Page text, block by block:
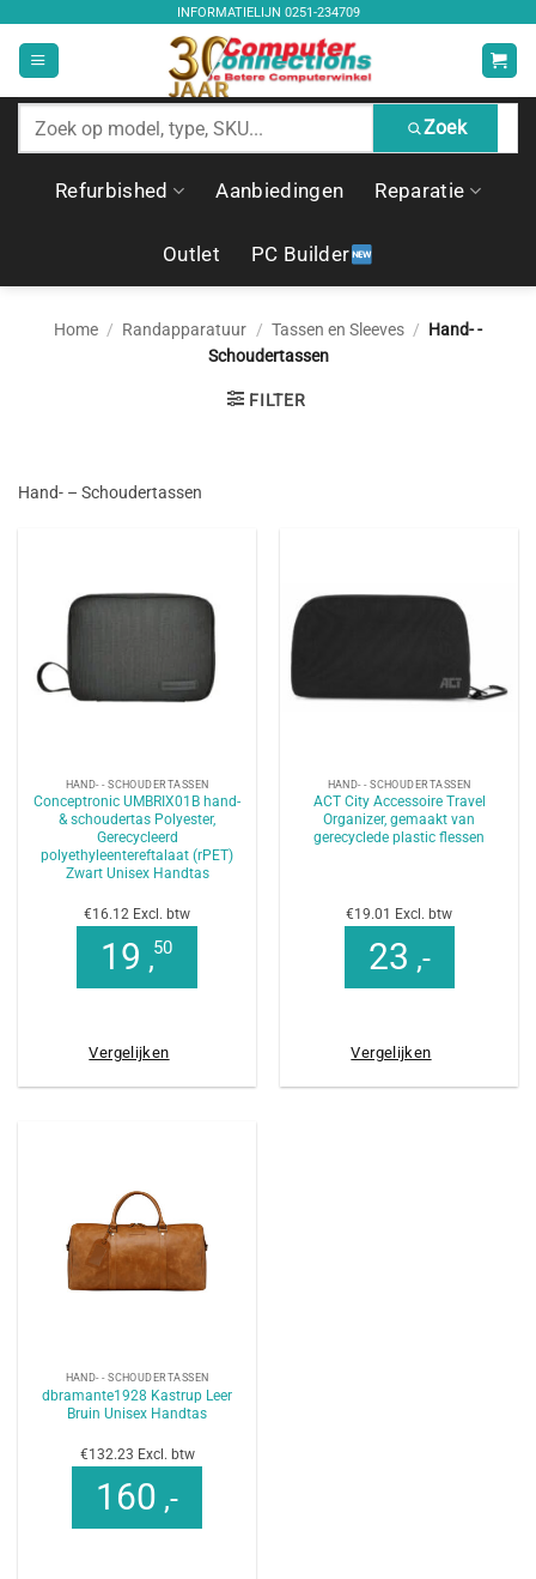
inhoud
INFORMATIELIJN 0251-234709
Zoek
producten
Zoek
Refurbished Aanbiedingen Reparatie
Outlet PC Builder
Home / Randapparatuur / Tassen en Sleeves / Hand- -
Schoudertassen
FILTER
Hand- – Schoudertassen
HAND- - SCHOUDERTASSEN
Conceptronic UMBRIX01B hand-
& schoudertas Polyester,
Gerecycleerd
polyethyleentereftalaat (rPET)
Zwart Unisex Handtas
€16.12 Excl. btw
19 ,50
Vergelijken
HAND- - SCHOUDERTASSEN
ACT City Accessoire Travel
Organizer, gemaakt van
gerecyclede plastic flessen
€19.01 Excl. btw
23 ,-
Vergelijken
HAND- - SCHOUDERTASSEN
dbramante1928 Kastrup Leer
Bruin Unisex Handtas
€132.23 Excl. btw
160 ,-